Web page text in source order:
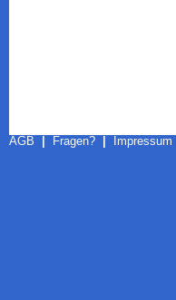
AGB Fragen? Impressum